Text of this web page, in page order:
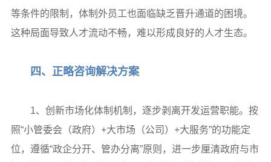
等条件的限制，体制外员工也面临缺乏晋升通道的困境。
这种局面导致人才流动不畅，难以形成良好的人才生态。
四、正略咨询解决方案
1、创新市场化体制机制，逐步剥离开发运营职能。按
照“小管委会（政府）+大市场（公司）+大服务”的功能定
位，遵循“政企分开、管办分离”原则，进一步厘清政府与市